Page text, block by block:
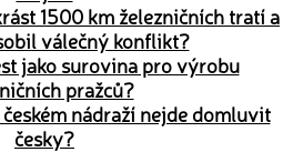
1500 km železničních tratí a
válečný konflikt?
jako surovina pro výrobu
pražců?
nádraží nejde domluvit
česky?